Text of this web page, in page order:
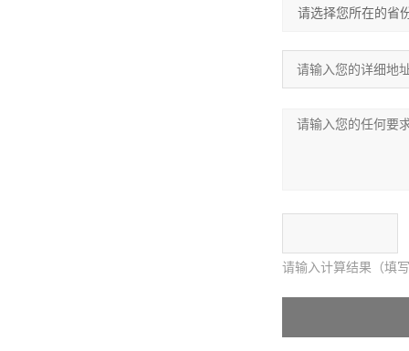
请输入计算结果（填